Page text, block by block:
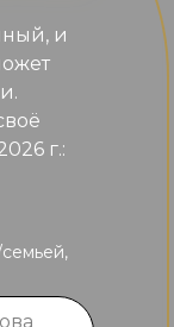
и
г.: